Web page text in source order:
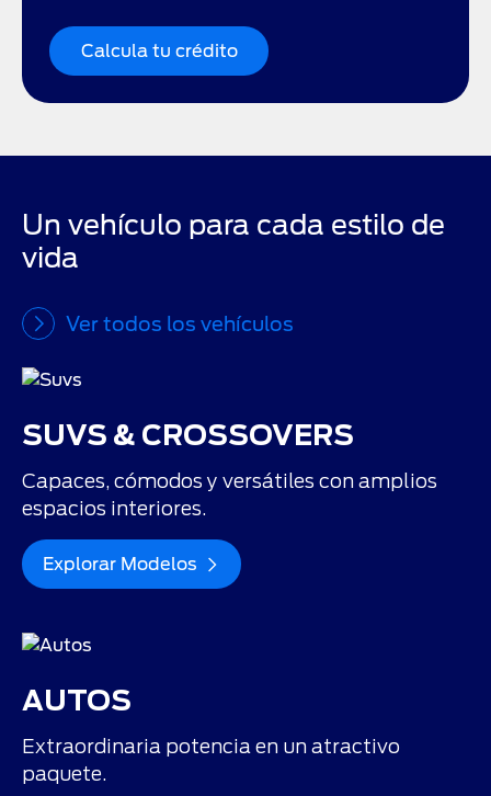
Calcula tu crédito
Un vehículo para cada estilo de
vida
Ver todos los vehículos
SUVS & CROSSOVERS
Capaces, cómodos y versátiles con amplios
espacios interiores.
Explorar Modelos
AUTOS
Extraordinaria potencia en un atractivo
paquete.